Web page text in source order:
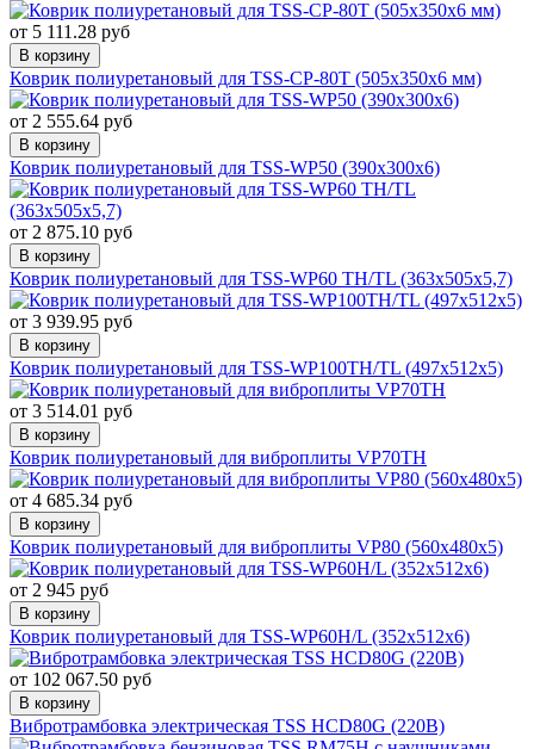
от 5 111.28 руб
В корзину
Коврик полиуретановый для TSS-CP-80T (505х350х6 мм)
от 2 555.64 руб
В корзину
Коврик полиуретановый для TSS-WP50 (390x300x6)
от 2 875.10 руб
В корзину
Коврик полиуретановый для TSS-WP60 TH/TL (363х505х5,7)
от 3 939.95 руб
В корзину
Коврик полиуретановый для TSS-WP100TH/TL (497х512х5)
от 3 514.01 руб
В корзину
Коврик полиуретановый для виброплиты VP70TH
от 4 685.34 руб
В корзину
Коврик полиуретановый для виброплиты VP80 (560х480х5)
от 2 945 руб
В корзину
Коврик полиуретановый для TSS-WP60H/L (352х512х6)
от 102 067.50 руб
В корзину
Вибротрамбовка электрическая TSS HCD80G (220В)